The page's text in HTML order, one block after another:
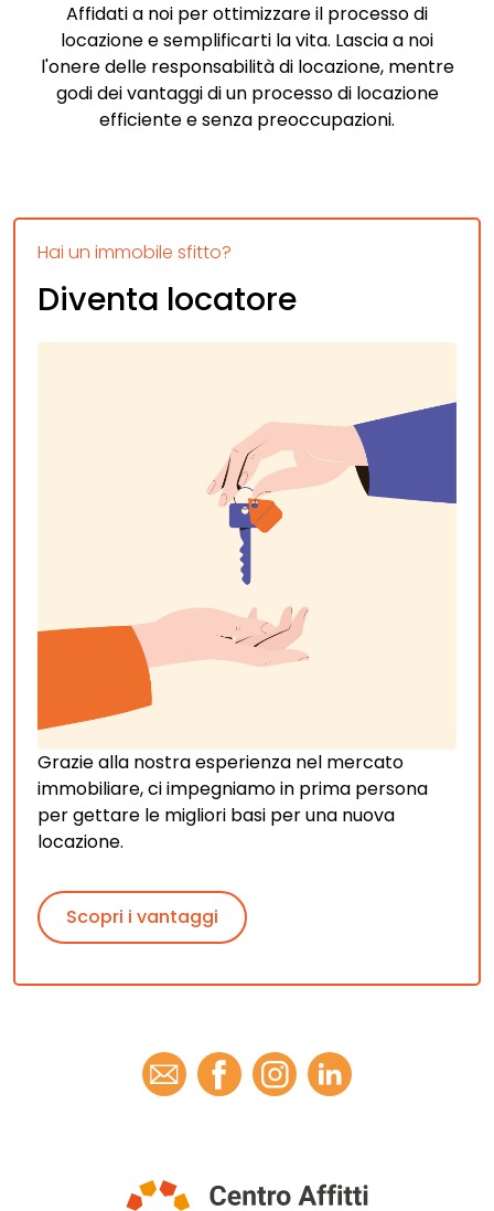
Affidati a noi per ottimizzare il processo di
locazione e semplificarti la vita. Lascia a noi
l'onere delle responsabilità di locazione, mentre
godi dei vantaggi di un processo di locazione
efficiente e senza preoccupazioni.
Hai un immobile sfitto?
Diventa locatore
Grazie alla nostra esperienza nel mercato
immobiliare, ci impegniamo in prima persona
per gettare le migliori basi per una nuova
locazione.
Scopri i vantaggi